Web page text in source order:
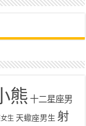
熊 十二星座男
生 天蠍座男生 射